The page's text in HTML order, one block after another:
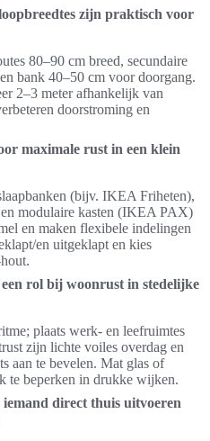
zijn praktisch voor
80–90 cm breed, secundaire
bank 40–50 cm voor doorgang.
2–3 meter afhankelijk van
doorstroming en
maximale rust in een klein
(bijv. IKEA Friheten),
modulaire kasten (IKEA PAX)
en maken flexibele indelingen
en uitgeklapt en kies
rol bij woonrust in stedelijke
plaats werk- en leefruimtes
zijn lichte voiles overdag en
aan te bevelen. Mat glas of
te beperken in drukke wijken.
direct thuis uitvoeren